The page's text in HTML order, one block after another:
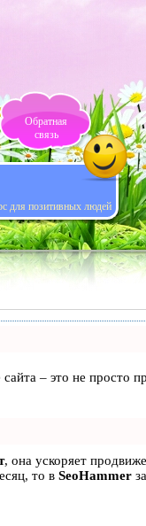
для позитивных людей
Обратная
связь
– это не просто
, она ускоряет
то в SeoHammer